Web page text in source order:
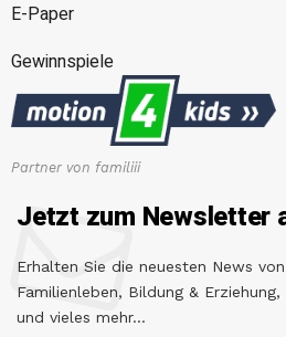
E-Paper
Gewinnspiele
Partner von familiii
Jetzt zum Newsletter
Erhalten Sie die neuesten News
Familienleben, Bildung &
und vieles mehr...